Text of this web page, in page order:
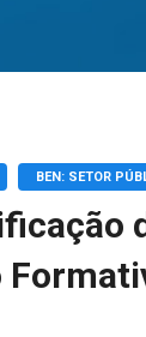
BEN: SETOR